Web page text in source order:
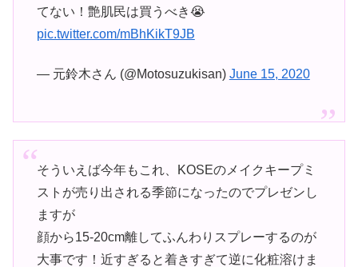
てない！艶肌民は買うべき😭
pic.twitter.com/mBhKikT9JB
— 元鈴木さん (@Motosuzukisan) June 15, 2020
そういえば今年もこれ、KOSEのメイクキープミ
ストが売り出される季節になったのでプレゼンし
ますが
顔から15-20cm離してふんわりスプレーするのが
大事です！近すぎると着きすぎて逆に化粧溶けま